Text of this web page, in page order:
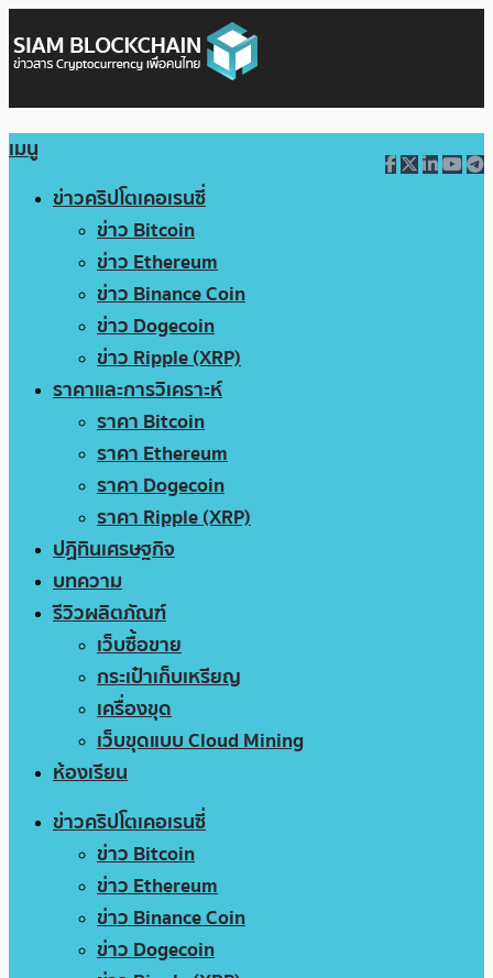
เมนู
ข่าวคริปโตเคอเรนซี่
ข่าว Bitcoin
ข่าว Ethereum
ข่าว Binance Coin
ข่าว Dogecoin
ข่าว Ripple (XRP)
ราคาและการวิเคราะห์
ราคา Bitcoin
ราคา Ethereum
ราคา Dogecoin
ราคา Ripple (XRP)
ปฏิทินเศรษฐกิจ
บทความ
รีวิวผลิตภัณฑ์
เว็บซื้อขาย
กระเป๋าเก็บเหรียญ
เครื่องขุด
เว็บขุดแบบ Cloud Mining
ห้องเรียน
ข่าวคริปโตเคอเรนซี่
ข่าว Bitcoin
ข่าว Ethereum
ข่าว Binance Coin
ข่าว Dogecoin